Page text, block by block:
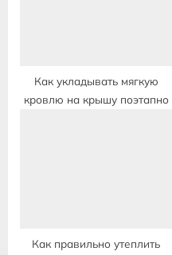
Как укладывать мягкую
кровлю на крышу поэтапно
Как правильно утеплить